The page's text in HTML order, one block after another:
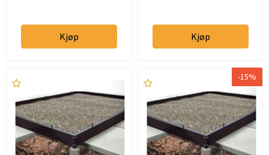
Kjøp Kjøp
-15%